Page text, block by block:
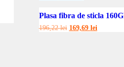
Plasa fibra de sticla
196,22lei Prețul
169,69 leiPrețul